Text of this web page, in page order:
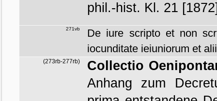
phil.-hist. Kl. 21
271vb
De iure scripto et non
iocunditate ieiuniorum et
(273rb-277rb)
Collectio
Anhang zum